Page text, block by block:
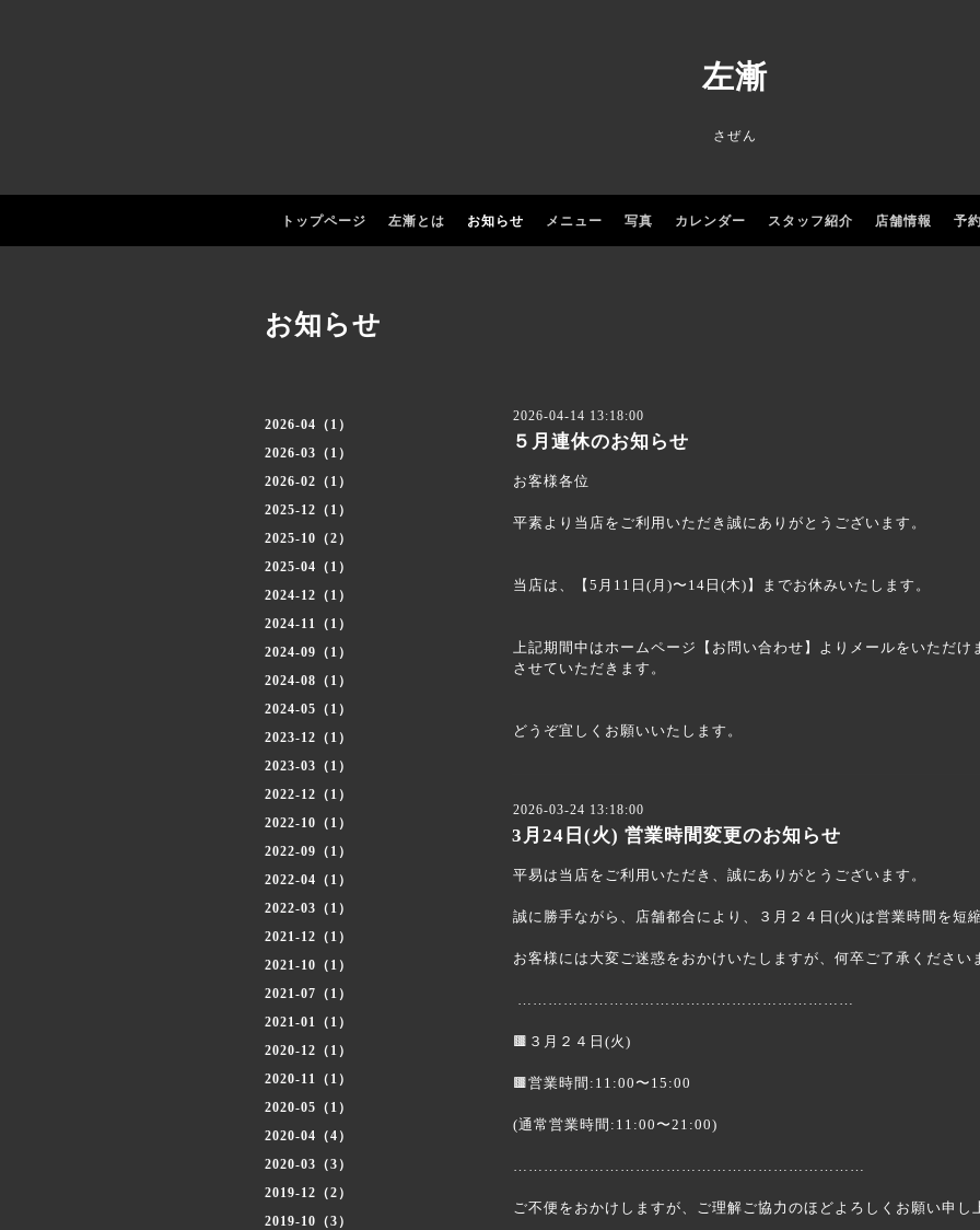
左漸
さぜん
トップページ 左漸とは お知らせ メニュー 写真 カレンダー スタッフ紹介 店舗情報 予約
2026-04（1）
2026-03（1）
2026-02（1）
2025-12（1）
2025-10（2）
2025-04（1）
2024-12（1）
2024-11（1）
2024-09（1）
2024-08（1）
2024-05（1）
2023-12（1）
2023-03（1）
2022-12（1）
2022-10（1）
2022-09（1）
2022-04（1）
2022-03（1）
2021-12（1）
2021-10（1）
2021-07（1）
2021-01（1）
2020-12（1）
2020-11（1）
2020-05（1）
2020-04（4）
2020-03（3）
2019-12（2）
2019-10（3）
お知らせ
2026-04-14 13:18:00
５月連休のお知らせ
お客様各位
平素より当店をご利用いただき誠にありがとうございます。
当店は、【5月11日(月)〜14日(木)】までお休みいたします。
上記期間中はホームページ【お問い合わせ】よりメールをいただけ
させていただきます。
どうぞ宜しくお願いいたします。
2026-03-24 13:18:00
3月24日(火) 営業時間変更のお知らせ
平易は当店をご利用いただき、誠にありがとうございます。
誠に勝手ながら、店舗都合により、３月２４日(火)は営業時間を短
お客様には大変ご迷惑をおかけいたしますが、何卒ご了承ください
…………………………………………………………
🟫３月２４日(火)
🟫営業時間:11:00〜15:00
(通常営業時間:11:00〜21:00)
……………………………………………………………
ご不便をおかけしますが、ご理解ご協力のほどよろしくお願い申し